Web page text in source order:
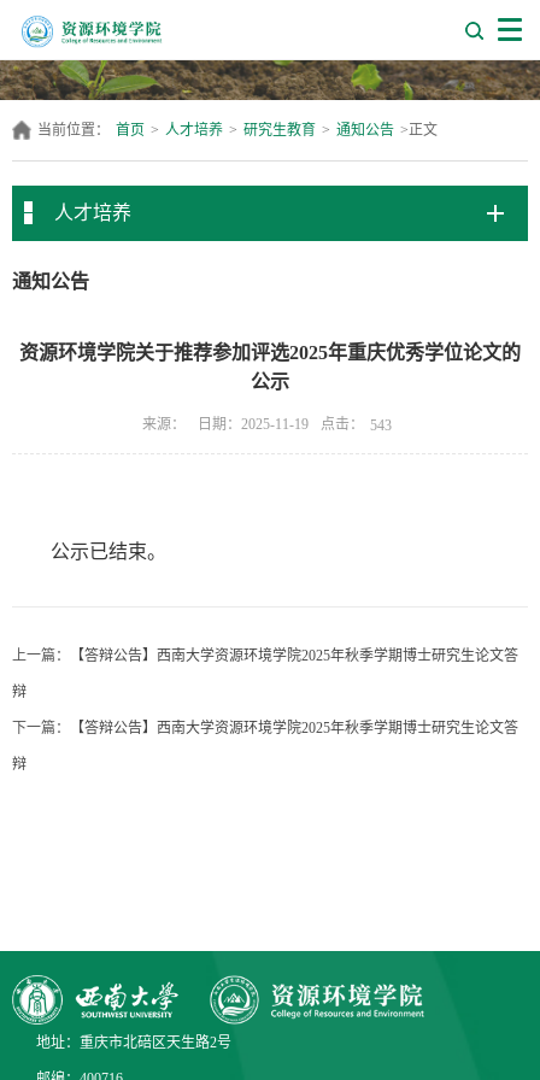
当前位置： 首页 > 人才培养 > 研究生教育 > 通知公告 >正文
人才培养
通知公告
资源环境学院关于推荐参加评选2025年重庆优秀学位论文的
公示
来源： 日期：2025-11-19 点击： 543
公示已结束。
上一篇： 【答辩公告】西南大学资源环境学院2025年秋季学期博士研究生论文答
辩
下一篇： 【答辩公告】西南大学资源环境学院2025年秋季学期博士研究生论文答
辩
地址：重庆市北碚区天生路2号